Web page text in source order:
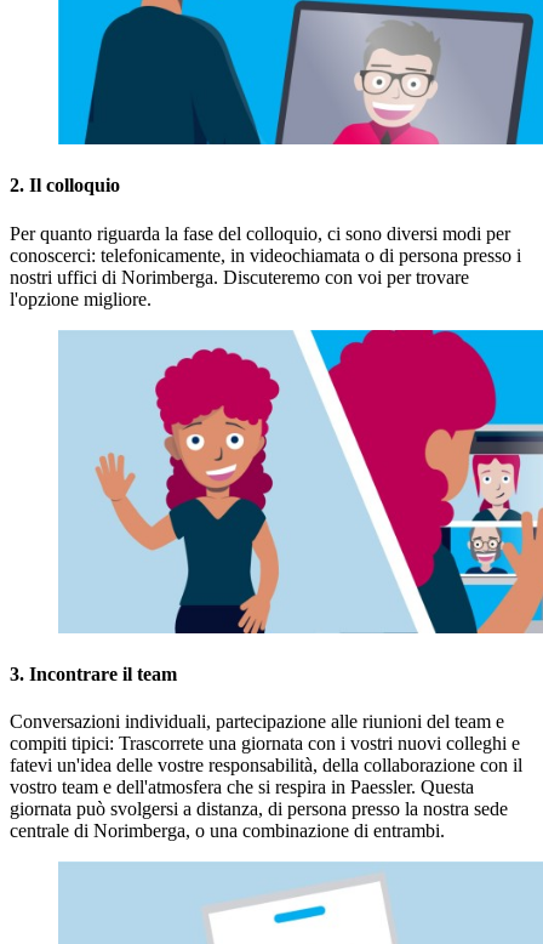
2. Il colloquio
Per quanto riguarda la fase del colloquio, ci sono diversi modi per
conoscerci: telefonicamente, in videochiamata o di persona presso i
nostri uffici di Norimberga. Discuteremo con voi per trovare
l'opzione migliore.
3. Incontrare il team
Conversazioni individuali, partecipazione alle riunioni del team e
compiti tipici: Trascorrete una giornata con i vostri nuovi colleghi e
fatevi un'idea delle vostre responsabilità, della collaborazione con il
vostro team e dell'atmosfera che si respira in Paessler. Questa
giornata può svolgersi a distanza, di persona presso la nostra sede
centrale di Norimberga, o una combinazione di entrambi.